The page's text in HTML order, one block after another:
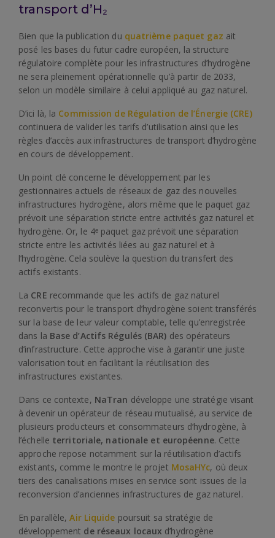
transport d’H₂
Bien que la publication du quatrième paquet gaz ait
posé les bases du futur cadre européen, la structure
régulatoire complète pour les infrastructures d’hydrogène
ne sera pleinement opérationnelle qu’à partir de 2033,
selon un modèle similaire à celui appliqué au gaz naturel.
D’ici là, la Commission de Régulation de l’Énergie (CRE)
continuera de valider les tarifs d’utilisation ainsi que les
règles d’accès aux infrastructures de transport d’hydrogène
en cours de développement.
Un point clé concerne le développement par les
gestionnaires actuels de réseaux de gaz des nouvelles
infrastructures hydrogène, alors même que le paquet gaz
prévoit une séparation stricte entre activités gaz naturel et
hydrogène. Or, le 4ᵉ paquet gaz prévoit une séparation
stricte entre les activités liées au gaz naturel et à
l’hydrogène. Cela soulève la question du transfert des
actifs existants.
La CRE recommande que les actifs de gaz naturel
reconvertis pour le transport d’hydrogène soient transférés
sur la base de leur valeur comptable, telle qu’enregistrée
dans la Base d’Actifs Régulés (BAR) des opérateurs
d’infrastructure. Cette approche vise à garantir une juste
valorisation tout en facilitant la réutilisation des
infrastructures existantes.
Dans ce contexte, NaTran développe une stratégie visant
à devenir un opérateur de réseau mutualisé, au service de
plusieurs producteurs et consommateurs d’hydrogène, à
l’échelle territoriale, nationale et européenne. Cette
approche repose notamment sur la réutilisation d’actifs
existants, comme le montre le projet MosaHYc, où deux
tiers des canalisations mises en service sont issues de la
reconversion d’anciennes infrastructures de gaz naturel.
En parallèle,Air Liquide poursuit sa stratégie de
développement de réseaux locaux d’hydrogène